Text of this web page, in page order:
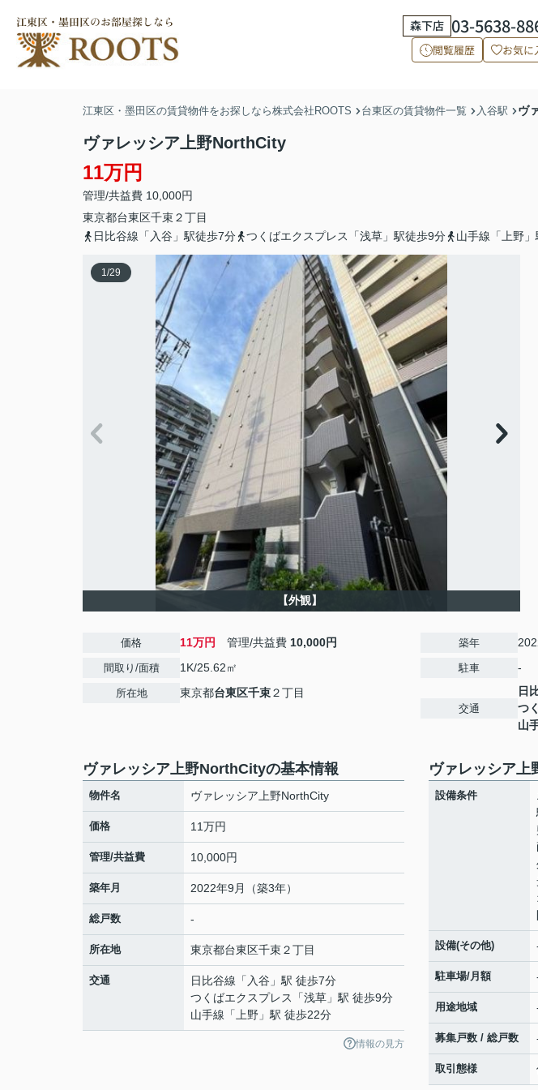
森下店 03-5638-
閲覧履歴 お気に
江東区・墨田区の賃貸物件をお探しなら株式会社ROOTS 台東区の賃貸物件一覧 入谷駅 ヴ
ヴァレッシア上野NorthCity
11万円
管理/共益費 10,000円
東京都台東区千束２丁目
日比谷線「入谷」駅徒歩7分
つくばエクスプレス「浅草」駅徒歩9分 山手線「上野
1/29
【外観】
価格 11万円 管理/共益費 10,000円
間取り/面積 1K/25.62㎡
所在地 東京都台東区千束２丁目
築年
駐車 -
交通
日
つ
山
ヴァレッシア上野NorthCityの基本情報
物件名 ヴァレッシア上野NorthCity
価格 11万円
管理/共益費 10,000円
築年月 2022年9月（築3年）
総戸数 -
所在地 東京都台東区千束２丁目
交通 日比谷線 「 入谷 」駅 徒歩7分
つくばエクスプレス
「浅草 」駅 徒歩9分
山手線 「 上野 」駅 徒歩22分
情報の見方
ヴァレッシア
設備条件
設備(その他)
駐車場/月額
用途地域
募集戸数 / 総戸数
取引態様